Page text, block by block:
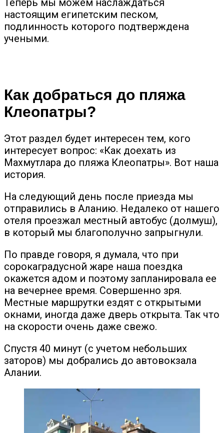
настоящим египетским песком,
подлинность которого подтверждена
учеными.
Как добраться до пляжа
Клеопатры?
Этот раздел будет интересен тем, кого
интересует вопрос: «Как доехать из
Махмутлара до пляжа Клеопатры». Вот наша
история.
На следующий день после приезда мы
отправились в Аланию. Недалеко от нашего
отеля проезжал местный автобус (долмуш),
в который мы благополучно запрыгнули.
По правде говоря, я думала, что при
сорокаградусной жаре наша поездка
окажется адом и поэтому запланировала ее
на вечернее время. Совершенно зря.
Местные маршрутки ездят с открытыми
окнами, иногда даже дверь открыта. Так что
на скорости очень даже свежо.
Спустя 40 минут (с учетом небольших
заторов) мы добрались до автовокзала
Алании.